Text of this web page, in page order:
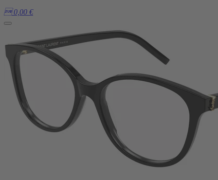
 0,00 €